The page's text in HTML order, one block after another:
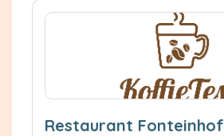
Restaurant Fonteinhof